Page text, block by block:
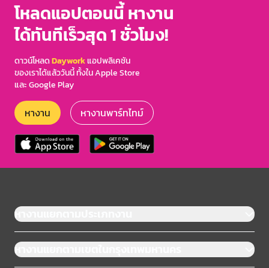
โหลดแอปตอนนี้ หางาน
ได้ทันทีเร็วสุด 1 ชั่วโมง!
ดาวน์โหลดDayworkแอปพลิเคชัน
ของเราได้แล้ววันนี้ ทั้งใน Apple Store
และ Google Play
หางาน หางานพาร์ทไทม์
หางานแยกตามประเภทงาน
หางานแยกตามเขตในกรุงเทพมหานคร